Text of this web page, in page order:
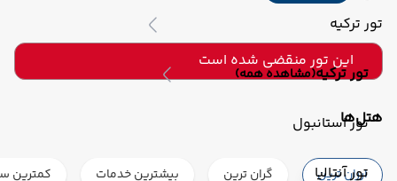
تور ترکیه
تور ترکیه(مشاهده همه)
تور استانبول
تور آنتالیا
این تور منقضی شده است
هتل‌ها
ارزان ترین گران ترین بیشترین خدمات کمترین